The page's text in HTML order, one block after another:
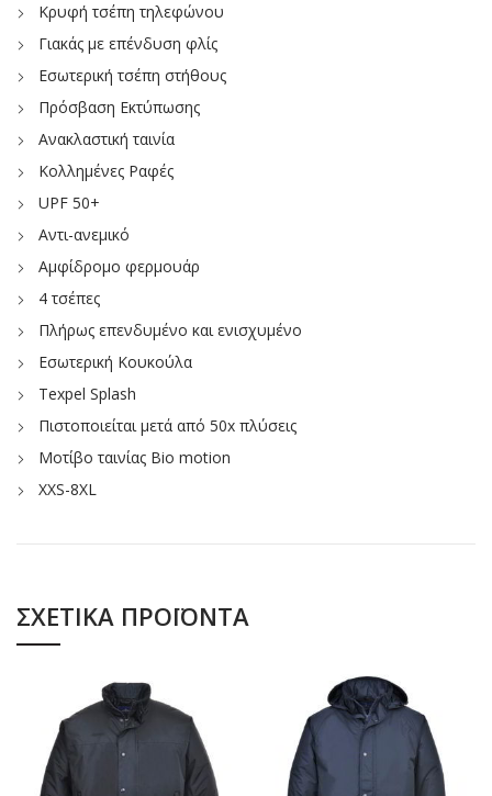
Κρυφή τσέπη τηλεφώνου
Γιακάς με επένδυση φλίς
Εσωτερική τσέπη στήθους
Πρόσβαση Εκτύπωσης
Ανακλαστική ταινία
Κολλημένες Ραφές
UPF 50+
Αντι-ανεμικό
Αμφίδρομο φερμουάρ
4 τσέπες
Πλήρως επενδυμένο και ενισχυμένο
Εσωτερική Κουκούλα
Texpel Splash
Πιστοποιείται μετά από 50x πλύσεις
Μοτίβο ταινίας Bio motion
XXS-8XL
ΣΧΕΤΙΚΆ ΠΡΟΪΌΝΤΑ